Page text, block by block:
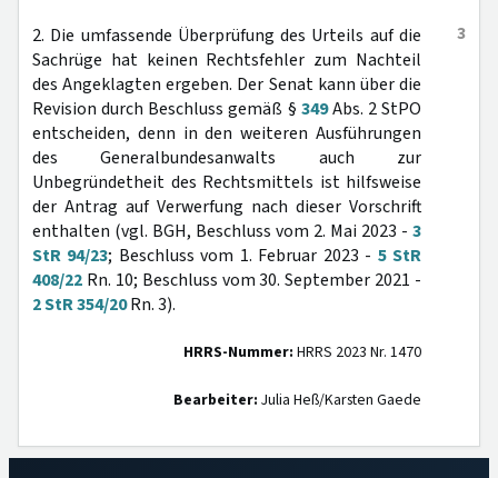
3
2. Die umfassende Überprüfung des Urteils auf die
Sachrüge hat keinen Rechtsfehler zum Nachteil
des Angeklagten ergeben. Der Senat kann über die
Revision durch Beschluss gemäß § 349Abs. 2 StPO
entscheiden, denn in den weiteren Ausführungen
des Generalbundesanwalts auch zur
Unbegründetheit des Rechtsmittels ist hilfsweise
der Antrag auf Verwerfung nach dieser Vorschrift
enthalten (vgl. BGH, Beschluss vom 2. Mai 2023 - 3
StR 94/23; Beschluss vom 1. Februar 2023 - 5 StR
408/22 Rn. 10; Beschluss vom 30. September 2021 -
2 StR 354/20Rn. 3).
HRRS-Nummer: HRRS 2023 Nr. 1470
Bearbeiter: Julia Heß/Karsten Gaede